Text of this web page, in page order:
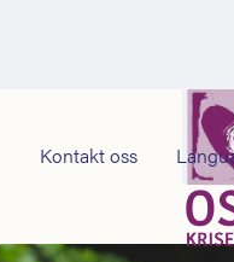
Kontakt oss